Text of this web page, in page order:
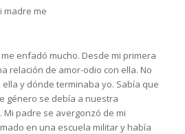
madre me
enfadó mucho. Desde mi primera
relación de amor-odio con ella. No
y dónde terminaba yo. Sabía que
género se debía a nuestra
padre se avergonzó de mi
en una escuela militar y había